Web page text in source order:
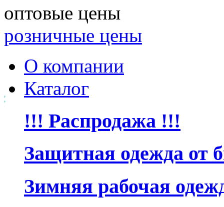
оптовые цены
розничные цены
О компании
Каталог
!!! Распродажа !!!
Защитная одежда от
Зимняя рабочая